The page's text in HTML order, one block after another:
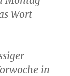
Wort
in